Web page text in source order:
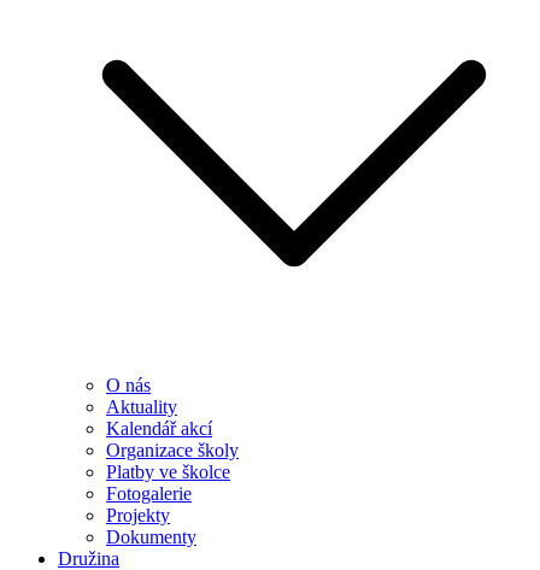
O nás
Aktuality
Kalendář akcí
Organizace školy
Platby ve školce
Fotogalerie
Projekty
Dokumenty
Družina